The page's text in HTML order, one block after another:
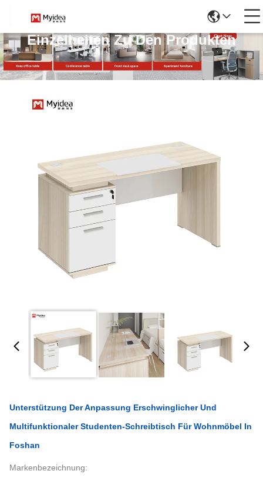
Einzelheiten Zu Den Produkten
Unterstützung Der Anpassung Erschwinglicher Und
Multifunktionaler Studenten-Schreibtisch Für Wohnmöbel In
Foshan
Markenbezeichnung: